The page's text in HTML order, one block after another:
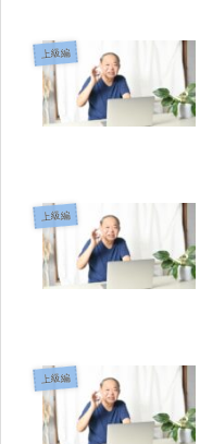
上級編
上級編
上級編